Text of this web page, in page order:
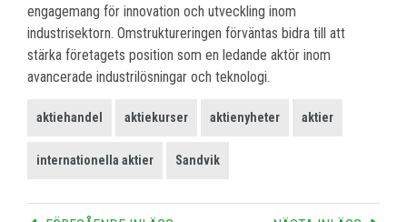
engagemang för innovation och utveckling inom
industrisektorn. Omstruktureringen förväntas bidra till att
stärka företagets position som en ledande aktör inom
avancerade industrilösningar och teknologi.
aktiehandel aktiekurser aktienyheter aktier
internationella aktier Sandvik